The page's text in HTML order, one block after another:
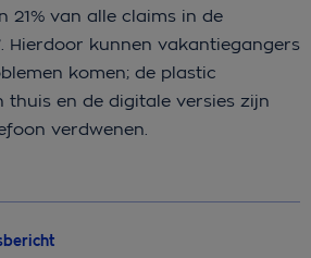
21% van alle claims in de
Hierdoor kunnen vakantiegangers
komen; de plastic
thuis en de digitale versies zijn
verdwenen.